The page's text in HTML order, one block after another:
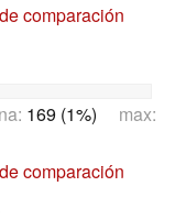
comparación
169 (1%) max:
comparación